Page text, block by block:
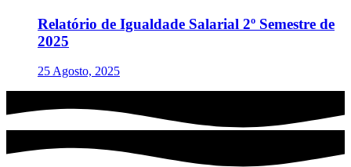
Relatório de Igualdade Salarial 2º Semestre de
2025
25 Agosto, 2025